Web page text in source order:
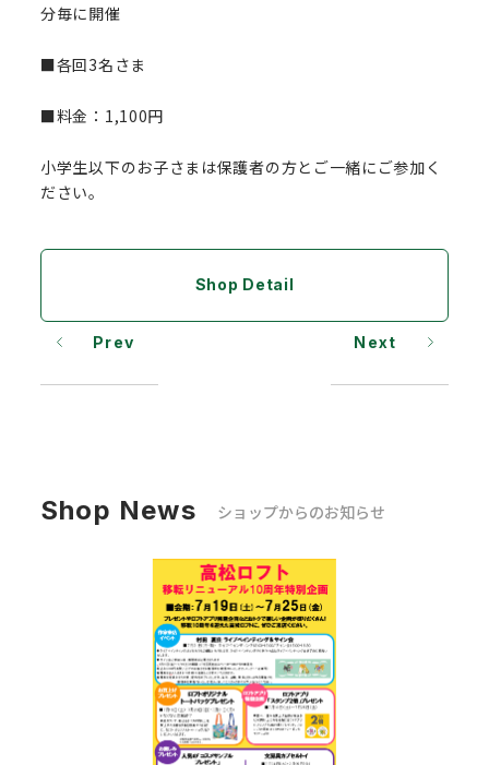
分毎に開催
■各回3名さま
■料金：1,100円
小学生以下のお子さまは保護者の方とご一緒にご参加く
ださい。
Shop Detail
Prev Next
Shop News ショップからのお知らせ